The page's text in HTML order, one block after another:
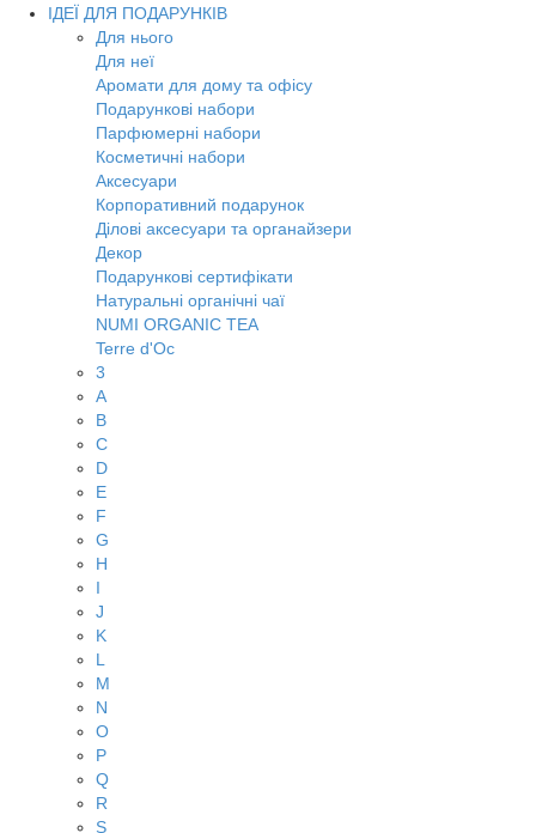
ІДЕЇ ДЛЯ ПОДАРУНКІВ
Для нього
Для неї
Аромати для дому та офісу
Подарункові набори
Парфюмерні набори
Косметичні набори
Аксесуари
Корпоративний подарунок
Ділові аксесуари та органайзери
Декор
Подарункові сертифікати
Натуральні органічні чаї
NUMI ORGANIC TEA
Terre d'Oc
3
A
B
C
D
E
F
G
H
I
J
K
L
M
N
O
P
Q
R
S